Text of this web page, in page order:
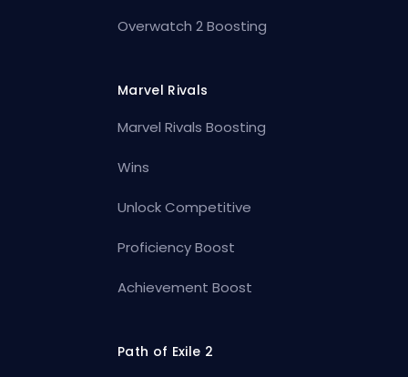
Overwatch 2 Boosting
Marvel Rivals
Marvel Rivals Boosting
Wins
Unlock Competitive
Proficiency Boost
Achievement Boost
Path of Exile 2